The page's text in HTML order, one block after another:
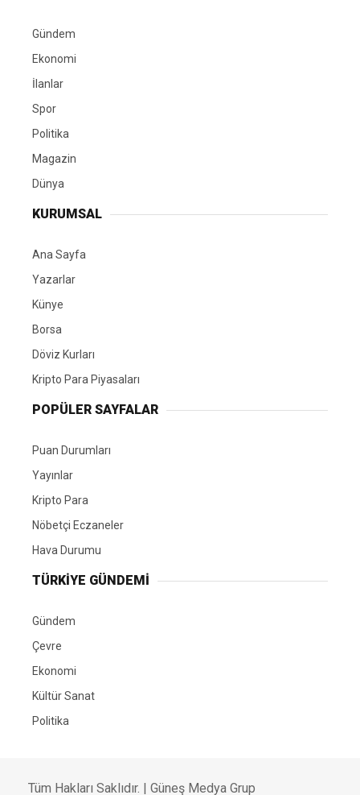
Gündem
Ekonomi
İlanlar
Spor
Politika
Magazin
Dünya
KURUMSAL
Ana Sayfa
Yazarlar
Künye
Borsa
Döviz Kurları
Kripto Para Piyasaları
POPÜLER SAYFALAR
Puan Durumları
Yayınlar
Kripto Para
Nöbetçi Eczaneler
Hava Durumu
TÜRKIYE GÜNDEMI
Gündem
Çevre
Ekonomi
Kültür Sanat
Politika
Tüm Hakları Saklıdır. | Güneş Medya Grup